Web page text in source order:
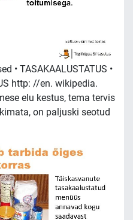
• TASAKAALUSTATUS •
http: //en. wikipedia.
elu kestus, tema tervis
on paljuski seotud